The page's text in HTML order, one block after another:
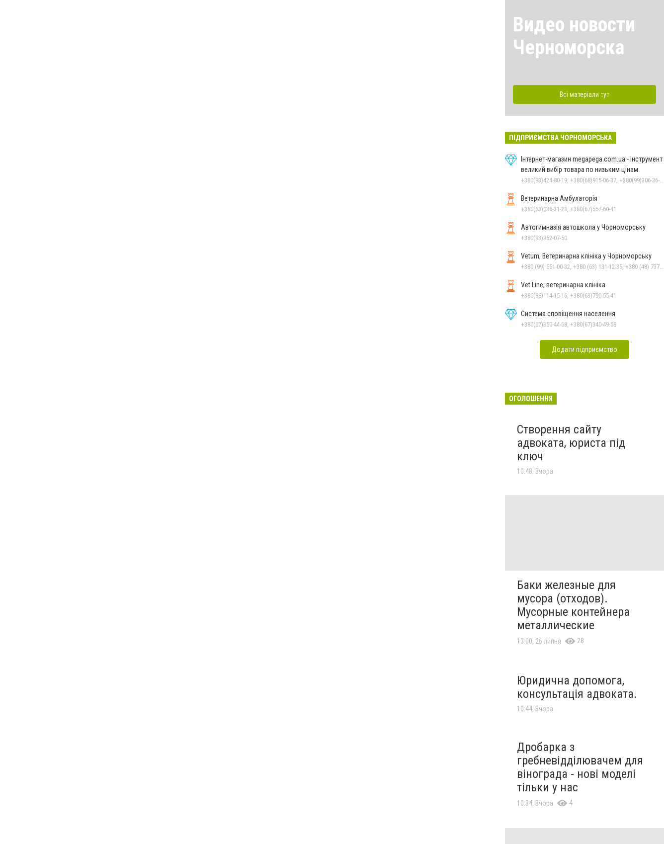
Видео новости
Черноморска
Всі матеріали тут
ПІДПРИЄМСТВА ЧОРНОМОРСЬКА
Інтернет-магазин megapega.com.ua - Інструмент
великий вибір товара по низьким цінам
Ветеринарна Амбулаторія
+380(63)036-31-23, +380(67)557-60-41
Автогимназія автошкола у Чорноморську
+380(93)952-07-50
Vetum, Ветеринарна клініка у Чорноморську
Vet Line, ветеринарна клініка
+380(98)114-15-16, +380(63)790-55-41
Система сповіщення населення
+380(67)350-44-68, +380(67)340-49-59
Додати підприємство
ОГОЛОШЕННЯ
Створення сайту
адвоката, юриста під
ключ
10:48, Вчора
Баки железные для
мусора (отходов).
Мусорные контейнера
металлические
13:00, 26 липня 28
Юридична допомога,
консультація адвоката.
10:44, Вчора
Дробарка з
гребневідділювачем для
вінограда - нові моделі
тільки у нас
10:34, Вчора 4